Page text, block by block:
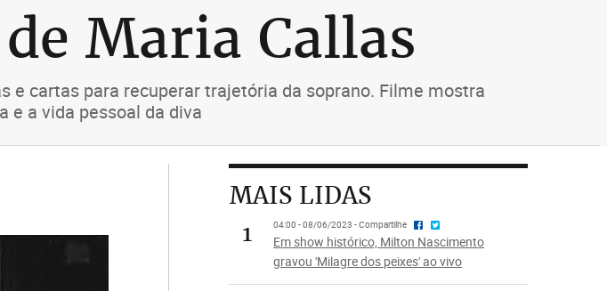
Maria Callas
cartas para recuperar trajetória da soprano. Filme mostra
e a vida pessoal da diva
MAIS LIDAS
1
04:00 - 08/06/2023 - Compartilhe
Em show histórico, Milton Nascimento
gravou 'Milagre dos peixes' ao vivo